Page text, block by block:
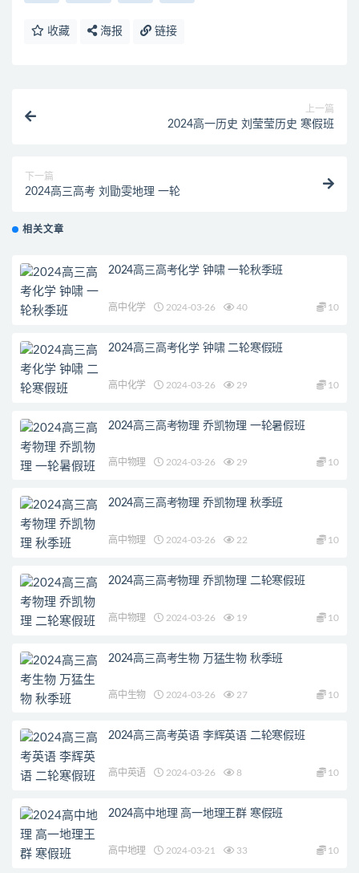
收藏 海报 链接
上一篇
2024高一历史 刘莹莹历史 寒假班
下一篇
2024高三高考 刘勖雯地理 一轮
相关文章
2024高三高考化学 钟啸 一轮秋季班
高中化学 2024-03-26 40 10
2024高三高考化学 钟啸 二轮寒假班
高中化学 2024-03-26 29 10
2024高三高考物理 乔凯物理 一轮暑假班
高中物理 2024-03-26 29 10
2024高三高考物理 乔凯物理 秋季班
高中物理 2024-03-26 22 10
2024高三高考物理 乔凯物理 二轮寒假班
高中物理 2024-03-26 19 10
2024高三高考生物 万猛生物 秋季班
高中生物 2024-03-26 27 10
2024高三高考英语 李辉英语 二轮寒假班
高中英语 2024-03-26 8 10
2024高中地理 高一地理王群 寒假班
高中地理 2024-03-21 33 10